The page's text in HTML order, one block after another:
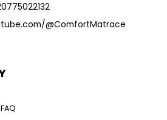
@ComfortMatrace